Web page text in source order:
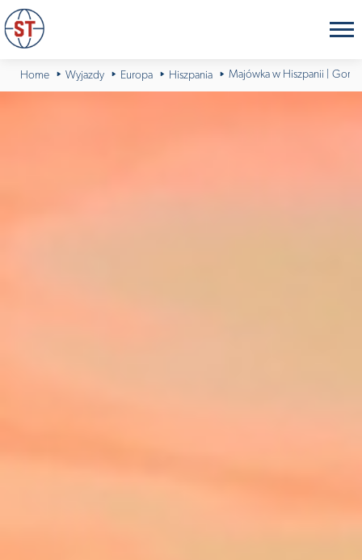
Home Wyjazdy Europa Hiszpania Majówka w Hiszpanii |